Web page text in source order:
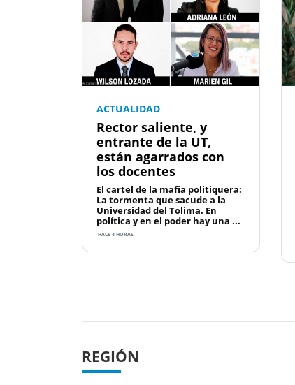
ACTUALIDAD
Rector saliente, y
entrante de la UT,
están agarrados con
los docentes
El cartel de la mafia politiquera:
La tormenta que sacude a la
Universidad del Tolima. En
política y en el poder hay una ...
HACE 4 HORAS
REGIÓN